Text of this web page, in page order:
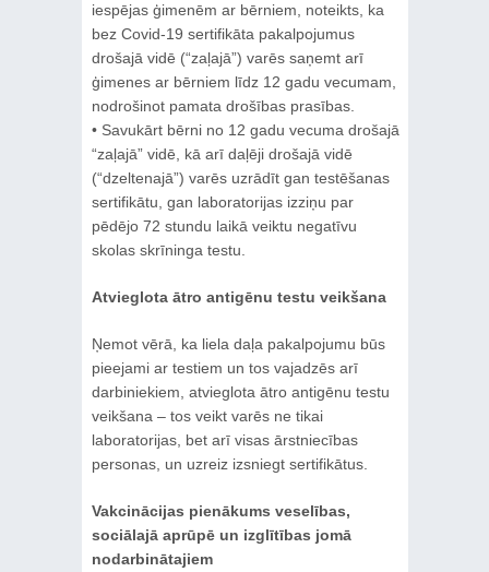
iespējas ģimenēm ar bērniem, noteikts, ka
bez Covid-19 sertifikāta pakalpojumus
drošajā vidē (“zaļajā”) varēs saņemt arī
ģimenes ar bērniem līdz 12 gadu vecumam,
nodrošinot pamata drošības prasības.
• Savukārt bērni no 12 gadu vecuma drošajā
“zaļajā” vidē, kā arī daļēji drošajā vidē
(“dzeltenajā”) varēs uzrādīt gan testēšanas
sertifikātu, gan laboratorijas izziņu par
pēdējo 72 stundu laikā veiktu negatīvu
skolas skrīninga testu.
Atvieglota ātro antigēnu testu veikšana
Ņemot vērā, ka liela daļa pakalpojumu būs
pieejami ar testiem un tos vajadzēs arī
darbiniekiem, atvieglota ātro antigēnu testu
veikšana – tos veikt varēs ne tikai
laboratorijas, bet arī visas ārstniecības
personas, un uzreiz izsniegt sertifikātus.
Vakcinācijas pienākums veselības,
sociālajā aprūpē un izglītības jomā
nodarbinātajiem